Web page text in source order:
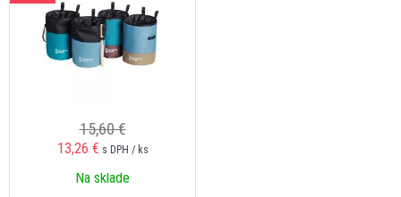
15,60 €
13,26 € s DPH / ks
Na sklade